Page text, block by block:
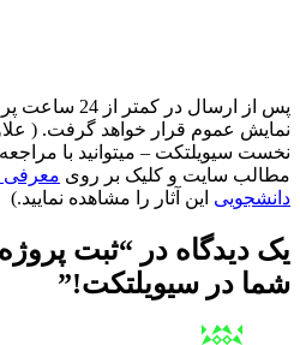
پس از ارسال
نمایش عموم قرار خواهد گرفت. (
نخست سیویلتکت – میتوانید با
مطالب سایت و کلیک بر روی معرفی
دانشجویی این آثار را مشاهده نمایید.)
یک دیدگاه در “ثبت
شما در سیویلتکت!”